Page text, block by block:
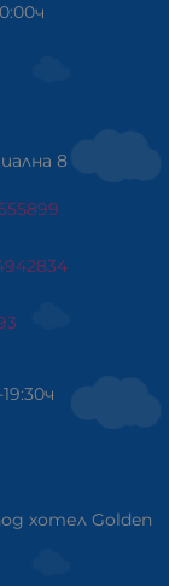
8
хотел Golden